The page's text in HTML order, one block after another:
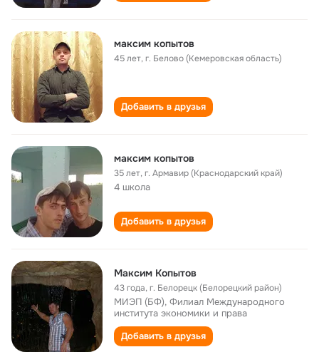
максим копытов
45 лет,г. Белово (Кемеровская область)
Добавить в друзья
максим копытов
35 лет,г. Армавир (Краснодарский край)
4 школа
Добавить в друзья
Максим Копытов
43 года,г. Белорецк (Белорецкий район)
МИЭП (БФ), Филиал Международного
института экономики и права
Добавить в друзья